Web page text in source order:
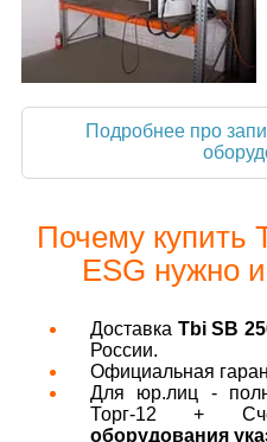
Подробнее про
Почему купить
ESG нужно
Доставка Tbi SB
России.
Официальная
Для юр.лиц -
Торг-12 +
оборудования